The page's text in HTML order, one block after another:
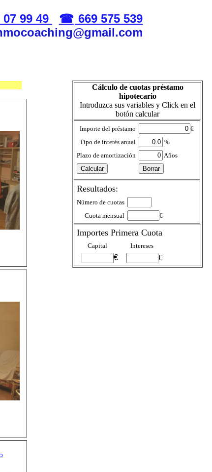
07 99 49
669 575 539
Cálculo de cuotas préstamo
hipotecario
Introduzca sus variables y Click en el
botón calcular
Importe del préstamo
€
Tipo de interés anual
%
Plazo de amortización
Años
Resultados:
Número de cuotas
Cuota mensual
€
Importes Primera Cuota
Capital Intereses
€ €